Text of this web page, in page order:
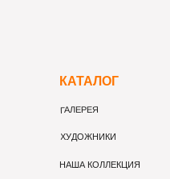
ГАЛЕРЕЯ
КАТАЛОГ
ХУДОЖНИКИ
НАША КОЛЛЕКЦИЯ